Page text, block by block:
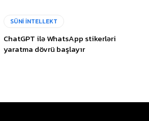
SÜNİ İNTELLEKT
ChatGPT ilə WhatsApp stikerləri
yaratma dövrü başlayır